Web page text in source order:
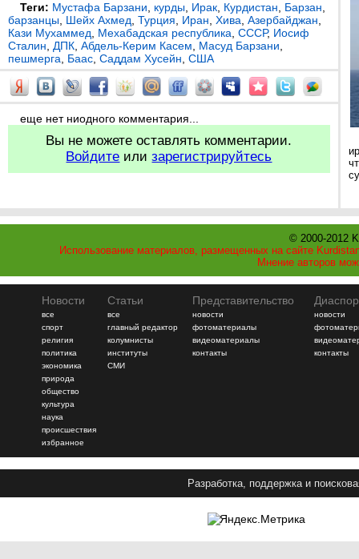
Теги: Мустафа Барзани курды Ирак Курдистан Барзан
барзанцы Шейх Ахмед Турция Иран Хива Азербайджан
Кази Мухаммед
Мехабадская республика СССР, Иосиф
Сталин
ДПК Абдель-Керим Касем Масуд Барзани
пешмерга
Баас Саддам Хусейн США
еще нет ниодного комментария...
Вы не можете оставлять комментарии.
Войдите илизарегистрируйтесь
© 2000-2012
Использование материалов, размещенных на сайте
Мнение авторов
Новости
все
спорт
религия
политика
экономика
природа
общество
культура
наука
происшествия
избранное
Статьи
все
главный редактор
колумнисты
институты
СМИ
Представительство
новости
фотоматериалы
видеоматериалы
контакты
новости
контакты
Разработка, поддержка и